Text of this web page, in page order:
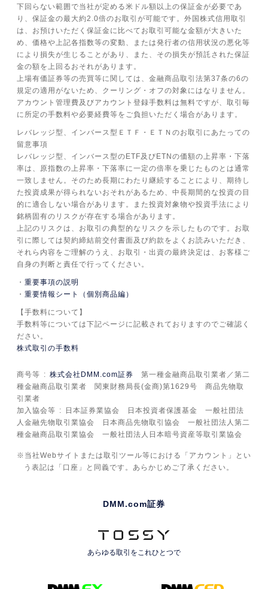
下回らない範囲で当社が定める米ドル額以上の保証金が必要であ
り、保証金の最大約2.0倍のお取引が可能です。外国株式信用取引
は、お預けいただく保証金に比べてお取引可能な金額が大きいた
め、価格や上記各指数等の変動、または発行者の信用状況の悪化等
により損失が生じることがあり、また、その損失が預託された保証
金の額を上回るおそれがあります。
上場有価証券等の売買等に関しては、金融商品取引法第37条の6の
規定の適用がないため、クーリング・オフの対象にはなりません。
アカウント管理費及びアカウント登録手数料は無料ですが、取引毎
に所定の手数料や必要経費等をご負担いただく場合があります。
レバレッジ型、インバース型ＥＴＦ・ＥＴＮのお取引にあたっての
留意事項
レバレッジ型、インバース型のETF及びETNの価額の上昇率・下落
率は、原指数の上昇率・下落率に一定の倍率を乗じたものとは通常
一致しません。そのため長期にわたり継続することにより、期待し
た投資成果が得られないおそれがあるため、中長期間的な投資の目
的に適合しない場合があります。また投資対象物や投資手法により
銘柄固有のリスクが存在する場合があります。
上記のリスクは、お取引の典型的なリスクを示したものです。お取
引に際しては契約締結前交付書面及び約款をよくお読みいただき、
それら内容をご理解のうえ、お取引・出資の最終決定は、お客様ご
自身の判断と責任で行ってください。
重要事項の説明
重要情報シート（個別商品編）
【手数料について】
手数料等については下記ページに記載されておりますのでご確認く
ださい。
株式取引の手数料
商号等 株式会社DMM.com証券 第一種金融商品取引業者／第二
種金融商品取引業者 関東財務局長(金商)第1629号 商品先物取
引業者
加入協会等
日本証券業協会 日本投資者保護基金 一般社団法
人金融先物取引業協会 日本商品先物取引協会 一般社団法人第二
種金融商品取引業協会 一般社団法人日本暗号資産等取引業協会
当社Webサイトまたは取引ツール等における「アカウント」とい
う表記は「口座」と同義です。あらかじめご了承ください。
DMM.com証券
あらゆる取引をこれひとつで